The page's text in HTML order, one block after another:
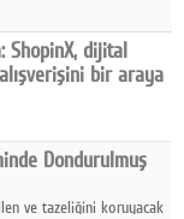
Bank A.Ş.” olmasına
ShopinX, dijital
bir araya
arasında köprü
pazarlara açılıyor.
Dondurulmuş
ve tazeliğini koruyacak